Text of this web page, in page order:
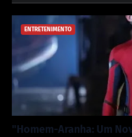
ENTRETENIMENTO
"Homem-Aranha: Um